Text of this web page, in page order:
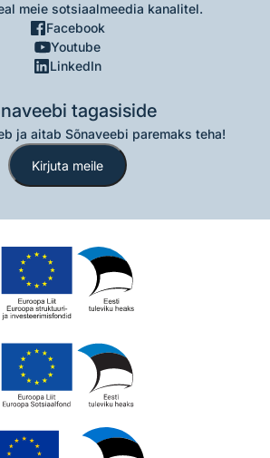
meie sotsiaalmeedia kanalitel.
Facebook
Youtube
LinkedIn
tagasiside
ja aitab Sõnaveebi paremaks teha!
Kirjuta meile